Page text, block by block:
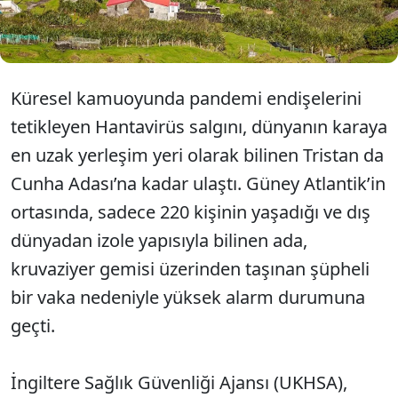
Küresel kamuoyunda pandemi endişelerini
tetikleyen Hantavirüs salgını, dünyanın karaya
en uzak yerleşim yeri olarak bilinen Tristan da
Cunha Adası’na kadar ulaştı. Güney Atlantik’in
ortasında, sadece 220 kişinin yaşadığı ve dış
dünyadan izole yapısıyla bilinen ada,
kruvaziyer gemisi üzerinden taşınan şüpheli
bir vaka nedeniyle yüksek alarm durumuna
geçti.
İngiltere Sağlık Güvenliği Ajansı (UKHSA),